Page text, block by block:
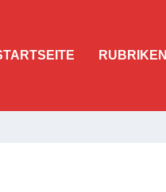
RUBRIKEN